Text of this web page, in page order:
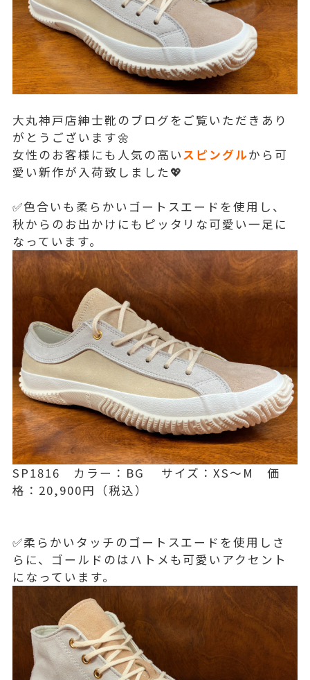
大丸神戸店紳士靴のブログをご覧いただきあり
がとうございます🌼
女性のお客様にも人気の高いスピングルから可
愛い新作が入荷致しました💖
✅色合いも柔らかいゴートスエードを使用し、
秋からのお出かけにもピッタリな可愛い一足に
なっています。
SP1816 カラー：BG サイズ：XS～M 価
格：20,900円（税込）
✅柔らかいタッチのゴートスエードを使用しさ
らに、ゴールドのはハトメも可愛いアクセント
になっています。